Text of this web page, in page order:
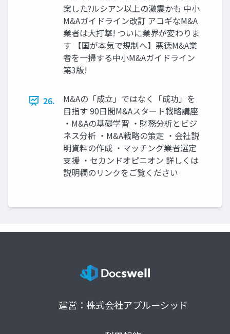
案した?ルシアン以上の激震かも 中小
M&Aガイドライン改訂 アコギなM&A
業者は大打撃! ついに業界が変わりま
す 【国が本気で規制へ】悪徳M&A業
者を一掃する中小M&Aガイドライン
第3版!
26.
M&Aの「成立」ではなく「成功」を
目指す 90日間M&Aスタート戦略講座
・M&Aの基礎学習 ・財務分析とビジ
ネス分析 ・M&A戦略の策定 ・会社説
明資料の作成 ・マッチング業者選定
支援 ・セカンドオピニオン 詳しくは
説明欄のリンクをご覧ください
運営：株式会社アプルーシッド